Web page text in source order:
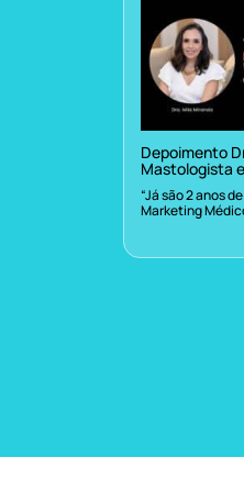
Depoimento
Mastologista
“Já são 2 anos
Marketing